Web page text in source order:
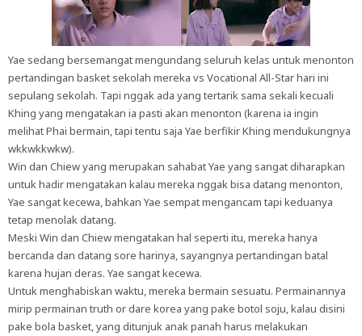
Yae sedang bersemangat mengundang seluruh kelas untuk menonton
pertandingan basket sekolah mereka vs Vocational All-Star hari ini
sepulang sekolah. Tapi nggak ada yang tertarik sama sekali kecuali
Khing yang mengatakan ia pasti akan menonton (karena ia ingin
melihat Phai bermain, tapi tentu saja Yae berfikir Khing mendukungnya
wkkwkkwkw).
Win dan Chiew yang merupakan sahabat Yae yang sangat diharapkan
untuk hadir mengatakan kalau mereka nggak bisa datang menonton,
Yae sangat kecewa, bahkan Yae sempat mengancam tapi keduanya
tetap menolak datang.
Meski Win dan Chiew mengatakan hal seperti itu, mereka hanya
bercanda dan datang sore harinya, sayangnya pertandingan batal
karena hujan deras. Yae sangat kecewa.
Untuk menghabiskan waktu, mereka bermain sesuatu. Permainannya
mirip permainan truth or dare korea yang pake botol soju, kalau disini
pake bola basket, yang ditunjuk anak panah harus melakukan